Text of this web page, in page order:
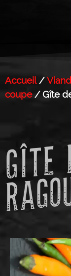
Accueil/
coupe/ Gîte